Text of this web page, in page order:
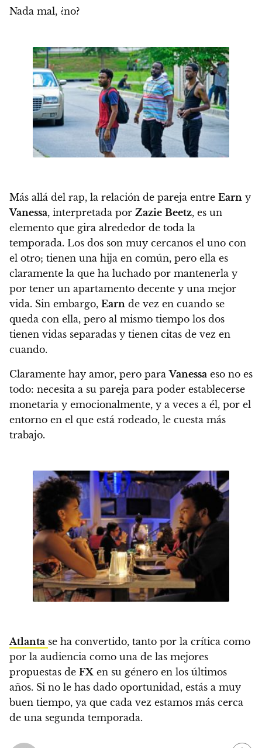
Nada mal, ¿no?
Más allá del rap, la relación de pareja entre Earn y
Vanessa, interpretada por Zazie Beetz, es un
elemento que gira alrededor de toda la
temporada. Los dos son muy cercanos el uno con
el otro; tienen una hija en común, pero ella es
claramente la que ha luchado por mantenerla y
por tener un apartamento decente y una mejor
vida. Sin embargo, Earn de vez en cuando se
queda con ella, pero al mismo tiempo los dos
tienen vidas separadas y tienen citas de vez en
cuando.
Claramente hay amor, pero paraVanessa eso no es
todo: necesita a su pareja para poder establecerse
monetaria y emocionalmente, y a veces a él, por el
entorno en el que está rodeado, le cuesta más
trabajo.
Atlanta se ha convertido, tanto por la crítica como
por la audiencia como una de las mejores
propuestas de FX en su género en los últimos
años. Si no le has dado oportunidad, estás a muy
buen tiempo, ya que cada vez estamos más cerca
de una segunda temporada.